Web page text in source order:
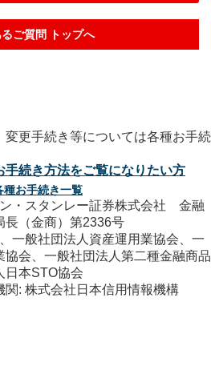
るご質問 トップへ
手続き方法をご覧になりたい方
種お手続き一覧
・スタンレー証券株式会社 金融
（金商）第2336号
一般社団法人資産運用業協会、一
会、一般社団法人第二種金融商品
日本STO協会
: 株式会社日本信用情報機構